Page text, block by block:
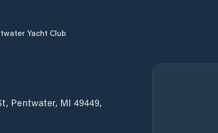
Yacht Club
Pentwater, MI 49449,